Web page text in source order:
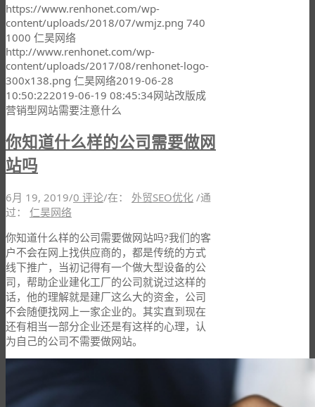
https://www.renhonet.com/wp-
content/uploads/2018/07/wmjz.png 740
1000 仁昊网络
http://www.renhonet.com/wp-
content/uploads/2017/08/renhonet-logo-
300x138.png 仁昊网络2019-06-28
10:50:222019-06-19 08:45:34网站改版成
营销型网站需要注意什么
你知道什么样的公司需要做网
站吗
6月 19, 2019/0 评论/在： 外贸SEO优化 /通
过： 仁昊网络
你知道什么样的公司需要做网站吗?我们的客
户不会在网上找供应商的，都是传统的方式
线下推广，当初记得有一个做大型设备的公
司，帮助企业建化工厂的公司就说过这样的
话，他的理解就是建厂这么大的资金，公司
不会随便找网上一家企业的。其实直到现在
还有相当一部分企业还是有这样的心理，认
为自己的公司不需要做网站。